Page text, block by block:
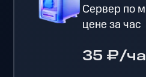
Сервер по
цене за час
35 ₽/